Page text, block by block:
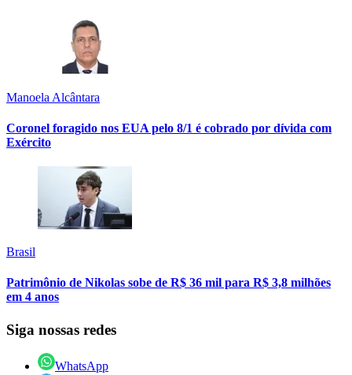
Manoela Alcântara
Coronel foragido nos EUA pelo 8/1 é cobrado por dívida com
Exército
Brasil
Patrimônio de Nikolas sobe de R$ 36 mil para R$ 3,8 milhões
em 4 anos
Siga nossas redes
WhatsApp